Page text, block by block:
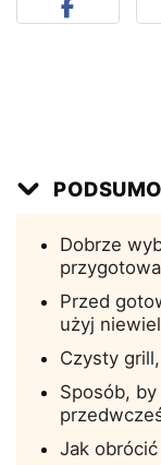
Dobrze
Przed
użyj
Czysty
Sposób,
Jak